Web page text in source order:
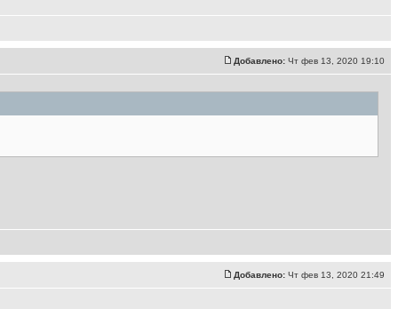
Добавлено: Чт фев 13, 2020 19:10
Добавлено: Чт фев 13, 2020 21:49